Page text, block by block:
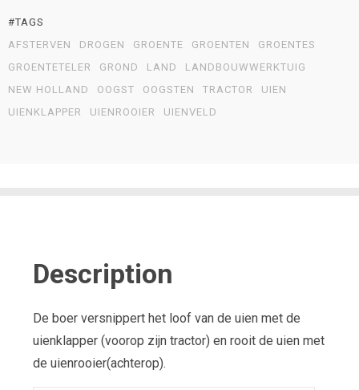
#TAGS
AFSTERVEN
DROGEN GROENTE GROENTEN
GROENTES
GROENTETELER
GROND LAND
LANDBOUWWERKTUIG
NEW HOLLAND
OOGST OOGSTEN TRACTOR
UIEN
UIENKLAPPER
UIENROOIER UIENVELD
Description
De boer versnippert het loof van de uien met de
uienklapper (voorop zijn tractor) en rooit de uien met
de uienrooier(achterop).